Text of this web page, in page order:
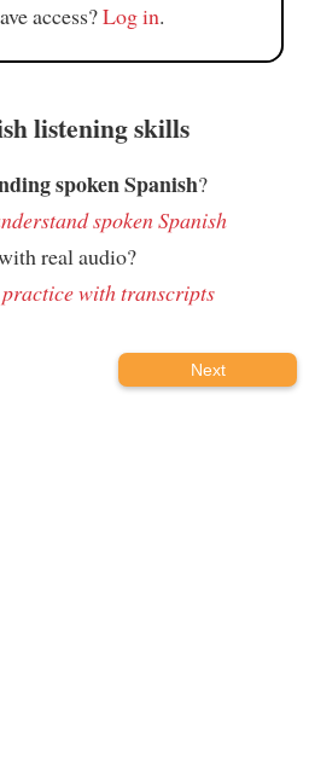
access?Log in.
listening skills
spoken Spanish?
spoken Spanish
real audio?
with transcripts
Next